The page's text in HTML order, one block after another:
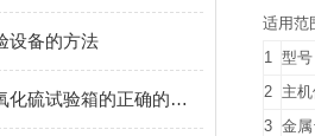
设备的方法
巨为仪器股份二氧化硫试验箱的正确的使用方法
适用范
1 型号
2 主
3 金